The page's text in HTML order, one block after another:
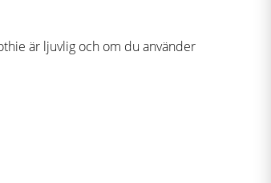
är ljuvlig och om du använder